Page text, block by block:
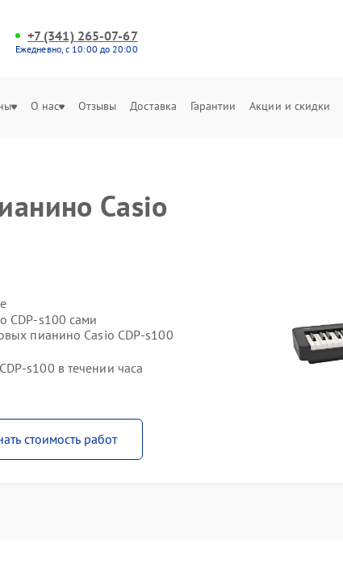
+7 (341) 265-07-67
Ежедневно, с 10:00 до 20:00
О нас Отзывы Доставка Гарантии Акции и скидки
Casio
CDP-s100 сами
пианино Casio CDP-s100
s100 в течении часа
стоимость работ